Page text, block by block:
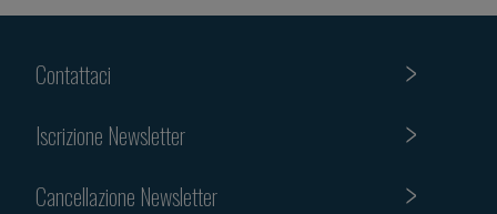
Contattaci
Iscrizione Newsletter
Cancellazione Newsletter